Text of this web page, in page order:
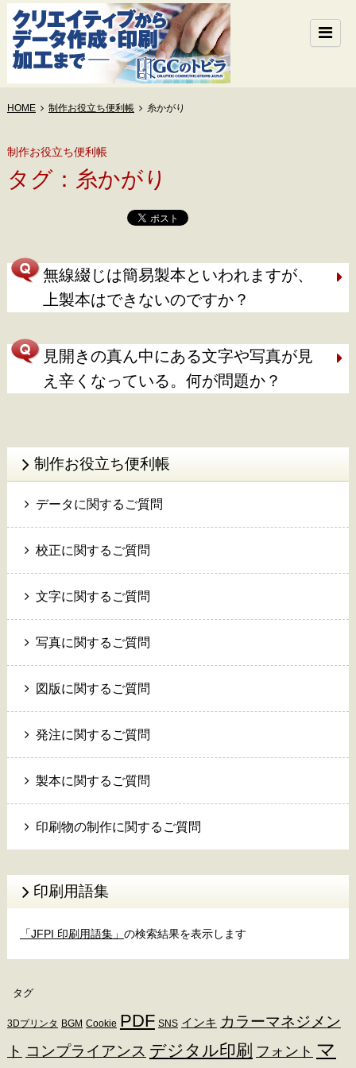
HOME 制作お役立ち便利帳 糸かがり
制作お役立ち便利帳
タグ：糸かがり
無線綴じは簡易製本といわれますが、
上製本はできないのですか？
見開きの真ん中にある文字や写真が見
え辛くなっている。何が問題か？
制作お役立ち便利帳
データに関するご質問
校正に関するご質問
文字に関するご質問
写真に関するご質問
図版に関するご質問
発注に関するご質問
製本に関するご質問
印刷物の制作に関するご質問
印刷用語集
「JFPI 印刷用語集」 の検索結果を表示します
タグ
3Dプリンタ BGM Cookie PDF SNS インキ カラーマネジメン
ト コンプライアンス デジタル印刷 フォント マ